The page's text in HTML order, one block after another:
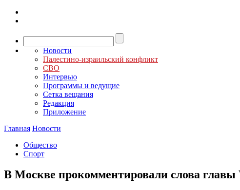
Новости
Палестино-израильский конфликт
СВО
Интервью
Программы и ведущие
Сетка вещания
Редакция
Приложение
Главная Новости
Общество
Спорт
В Москве прокомментировали слова главы